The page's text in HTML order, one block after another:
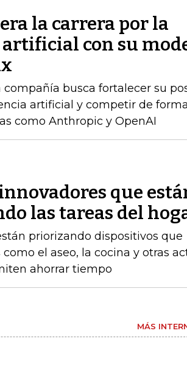
la carrera por la
con su
busca fortalecer su
artificial y competir de
como Anthropic y OpenAI
que
las tareas del
priorizando dispositivos que
el aseo, la cocina y otras
ahorrar tiempo
MÁS